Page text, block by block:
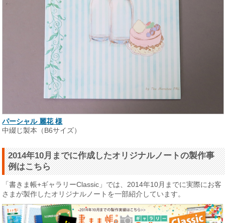
パーシャル 麗花 様
中綴じ製本（B6サイズ）
2014年10月までに作成したオリジナルノートの製作事
例はこちら
「書きま帳+ギャラリーClassic」では、2014年10月までに実際にお客
さまが製作したオリジナルノートを一部紹介しています。